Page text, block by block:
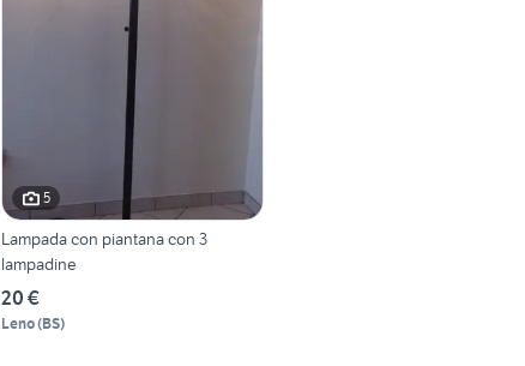
5
Lampada con piantana con 3
lampadine
20 €
Leno(BS)